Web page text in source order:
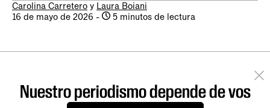
Carolina Carretero y Laura Boiani
16 de mayo de 2026 - 5 minutos de lectura
Nuestro periodismo depende de vos